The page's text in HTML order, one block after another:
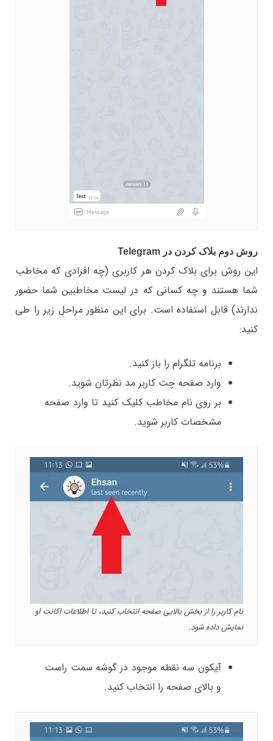
روش دوم بلاک کردن در Telegram
این روش برای بلاک کردن هر کاربری (چه افرادی که مخاطب
شما هستند و چه کسانی که در لیست مخاطبین شما حضور
ندارند) قابل استفاده است. برای این منظور مراحل زیر را طی
کنید:
برنامه تلگرام را باز کنید.
وارد صفحه چت کاربر مد نظرتان شوید.
بر روی نام مخاطب کلیک کنید تا وارد صفحه
مشخصات کاربر شوید.
نام کاربر را از بخش بالایی صفحه انتخاب کنید، تا اطلاعات اکانت او
نمایش داده شود.
آیکون سه نقطه موجود در گوشه سمت راست
و بالای صفحه را انتخاب کنید.